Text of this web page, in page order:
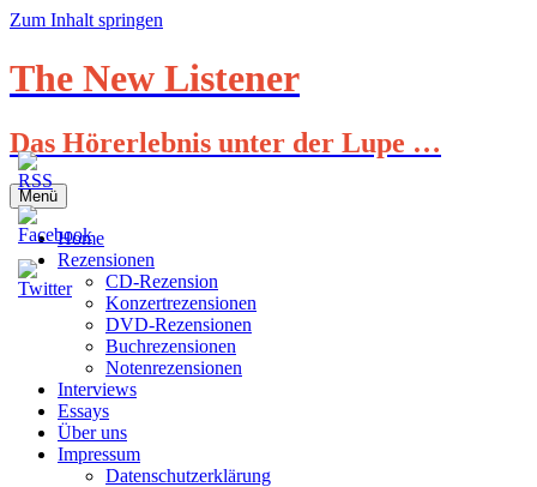
Zum Inhalt springen
The New Listener
Das Hörerlebnis unter der Lupe …
Menü
Home
Rezensionen
CD-Rezension
Konzertrezensionen
DVD-Rezensionen
Buchrezensionen
Notenrezensionen
Interviews
Essays
Über uns
Impressum
Datenschutzerklärung